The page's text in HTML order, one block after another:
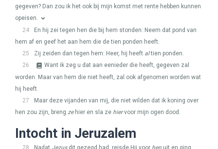
gegeven? Dan zou ik het ook bij mijn komst met rente hebben kunnen
opeisen.
24
En hij zei tegen hen die bij hem stonden: Neem dat pond van
hem af en geef het aan hem die de tien ponden heeft.
25
Zij zeiden dan tegen hem: Heer, hij heeft altien ponden.
26
Want ik zeg u dat aan eenieder die heeft, gegeven zal
worden. Maar van hem die niet heeft, zal ook afgenomen worden wat
hij heeft.
27
Maar deze vijanden van mij, die niet wilden dat ik koning over
hen zou zijn, breng zehier en sla ze hiervoor mijn ogen dood.
Intocht in Jeruzalem
28 Nadat Jezusdit gezegd had, reisde Hij voor hen uit en ging